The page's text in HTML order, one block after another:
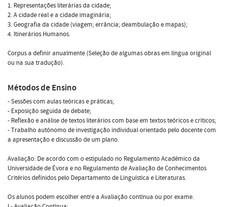
1. Representações literárias da cidade;
2. A cidade real e a cidade imaginária;
3. Geografia da cidade (viagem; errância; deambulação e mapas);
4. Itinerários Humanos.
Corpus a definir anualmente (Seleção de algumas obras em língua original
ou na sua tradução).
Métodos de Ensino
- Sessões com aulas teóricas e práticas;
- Exposição seguida de debate;
- Reflexão e análise de textos literários com base em textos teóricos e críticos;
- Trabalho autónomo de investigação individual orientado pelo docente com
a apresentação e discussão de um plano.
Avaliação: De acordo com o estipulado no Regulamento Académico da
Universidade de Évora e no Regulamento de Avaliação de Conhecimentos 
Critérios definidos pelo Departamento de Linguística e Literaturas.
Os alunos podem escolher entre a Avaliação contínua ou por exame.